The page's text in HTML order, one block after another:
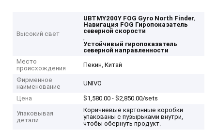
Высокий свет
UBTMY200Y FOG Gyro North Finder,
Навигация FOG Гиропоказатель
северной скорости
,
Устойчивый гиропоказатель
северной направленности
Место
происхождения
Пекин, Китай
Фирменное
наименование
UNIVO
Цена $1,580.00 - $2,850.00/sets
Упаковывая
детали
Коричневые картонные коробки
упакованы с пузырьками внутри,
чтобы обернуть продукт.